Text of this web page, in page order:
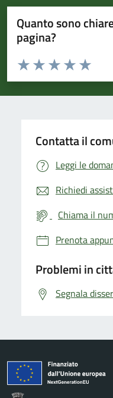
Quanto sono
pagina?
Valuta da 1 a 5 stelle la
Valuta
Valuta 4
Valuta 3 stelle
Valuta 2 stelle su 5
Valuta 1 stelle su 5
Contatta il
Leggi le
Richiedi
Chiama il
Prenota
Problemi in
Segnala